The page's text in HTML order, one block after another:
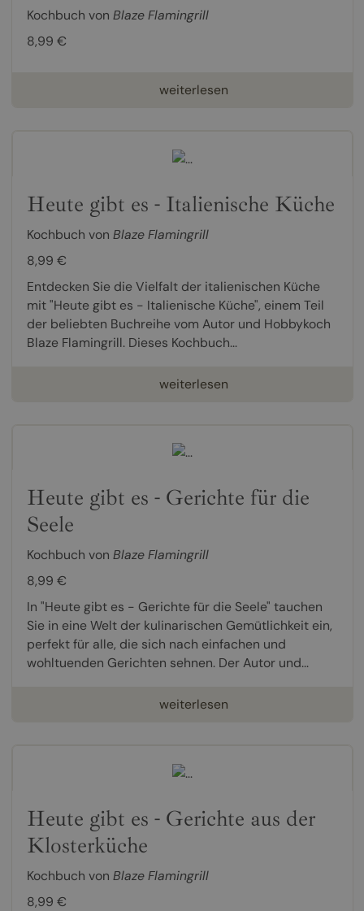
Kochbuch von Blaze Flamingrill
8,99 €
weiterlesen
Heute gibt es - Italienische Küche
Kochbuch von Blaze Flamingrill
8,99 €
Entdecken Sie die Vielfalt der italienischen Küche
mit "Heute gibt es - Italienische Küche", einem Teil
der beliebten Buchreihe vom Autor und Hobbykoch
Blaze Flamingrill. Dieses Kochbuch...
weiterlesen
Heute gibt es - Gerichte für die
Seele
Kochbuch von Blaze Flamingrill
8,99 €
In "Heute gibt es - Gerichte für die Seele" tauchen
Sie in eine Welt der kulinarischen Gemütlichkeit ein,
perfekt für alle, die sich nach einfachen und
wohltuenden Gerichten sehnen. Der Autor und...
weiterlesen
Heute gibt es - Gerichte aus der
Klosterküche
Kochbuch von Blaze Flamingrill
8,99 €